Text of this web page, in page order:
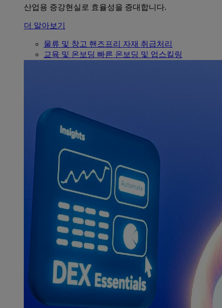
산업용 증강현실로 효율성을 증대합니다.
더 알아보기
물류 및 창고 핸즈프리 자재 취급처리
교육 및 온보딩 빠른 온보딩 및 업스킬링